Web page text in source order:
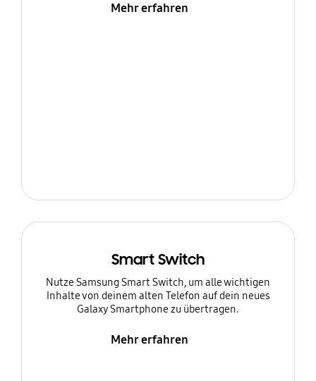
Mehr erfahren
Smart Switch
Nutze Samsung Smart Switch, um alle wichtigen
Inhalte von deinem alten Telefon auf dein neues
Galaxy Smartphone zu übertragen.
Mehr erfahren